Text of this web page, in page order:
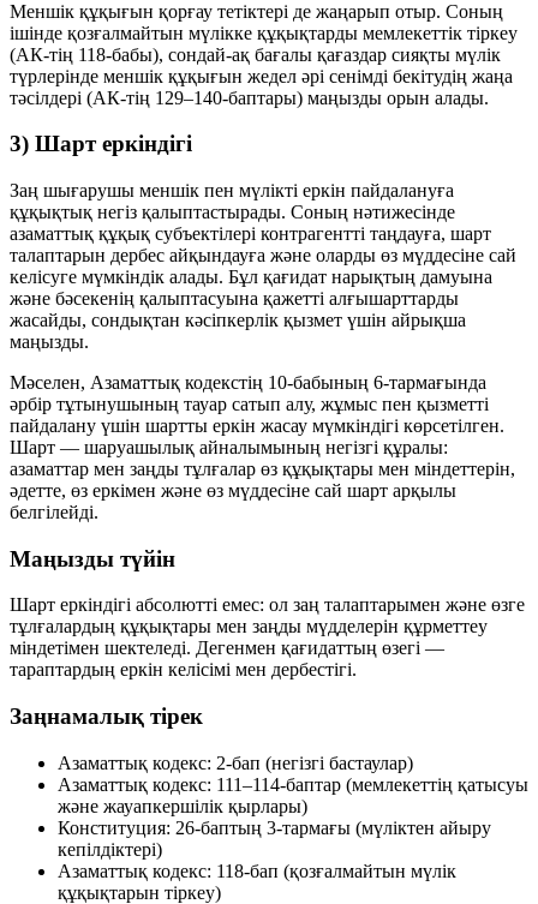
Меншік құқығын қорғау тетіктері де жаңарып отыр. Соның
ішінде қозғалмайтын мүлікке құқықтарды мемлекеттік тіркеу
(АК-тің 118-бабы), сондай-ақ бағалы қағаздар сияқты мүлік
түрлерінде меншік құқығын жедел әрі сенімді бекітудің жаңа
тәсілдері (АК-тің 129–140-баптары) маңызды орын алады.
3) Шарт еркіндігі
Заң шығарушы меншік пен мүлікті еркін пайдалануға
құқықтық негіз қалыптастырады. Соның нәтижесінде
азаматтық құқық субъектілері контрагентті таңдауға, шарт
талаптарын дербес айқындауға және оларды өз мүддесіне сай
келісуге мүмкіндік алады. Бұл қағидат нарықтың дамуына
және бәсекенің қалыптасуына қажетті алғышарттарды
жасайды, сондықтан кәсіпкерлік қызмет үшін айрықша
маңызды.
Мәселен, Азаматтық кодекстің 10-бабының 6-тармағында
әрбір тұтынушының тауар сатып алу, жұмыс пен қызметті
пайдалану үшін шартты еркін жасау мүмкіндігі көрсетілген.
Шарт — шаруашылық айналымының негізгі құралы:
азаматтар мен заңды тұлғалар өз құқықтары мен міндеттерін,
әдетте, өз еркімен және өз мүддесіне сай шарт арқылы
белгілейді.
Маңызды түйін
Шарт еркіндігі абсолютті емес: ол заң талаптарымен және өзге
тұлғалардың құқықтары мен заңды мүдделерін құрметтеу
міндетімен шектеледі. Дегенмен қағидаттың өзегі —
тараптардың еркін келісімі мен дербестігі.
Заңнамалық тірек
Азаматтық кодекс: 2-бап (негізгі бастаулар)
Азаматтық кодекс: 111–114-баптар (мемлекеттің қатысуы
және жауапкершілік қырлары)
Конституция: 26-баптың 3-тармағы (мүліктен айыру
кепілдіктері)
Азаматтық кодекс: 118-бап (қозғалмайтын мүлік
құқықтарын тіркеу)